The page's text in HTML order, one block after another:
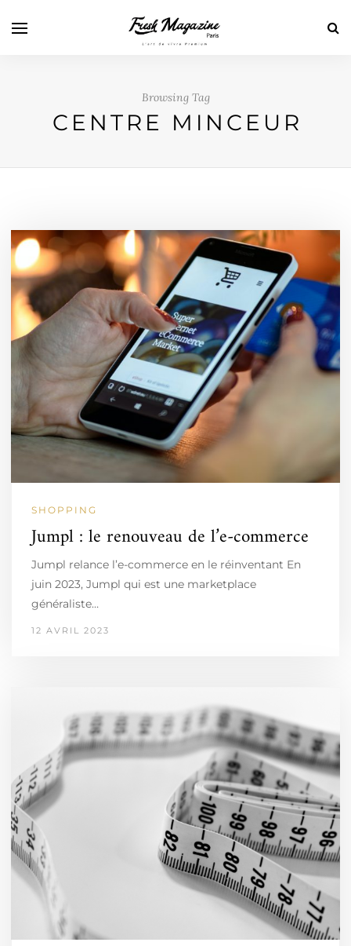
Browsing Tag
CENTRE MINCEUR
SHOPPING
Jumpl : le renouveau de l’e-commerce
Jumpl relance l’e-commerce en le réinventant En
juin 2023, Jumpl qui est une marketplace
généraliste…
12 AVRIL 2023